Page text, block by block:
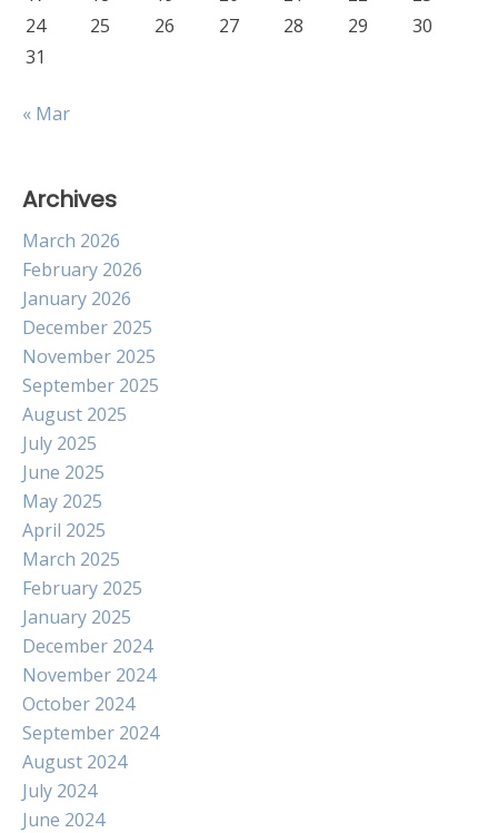
24
25 26 27 28 29
30
31
« Mar
Archives
March 2026
February 2026
January 2026
December 2025
November 2025
September 2025
August 2025
July 2025
June 2025
May 2025
April 2025
March 2025
February 2025
January 2025
December 2024
November 2024
October 2024
September 2024
August 2024
July 2024
June 2024